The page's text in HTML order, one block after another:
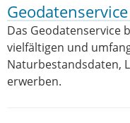
Geodatenservice
Das Geodatenservice
vielfältigen und
Naturbestandsdaten,
erwerben.